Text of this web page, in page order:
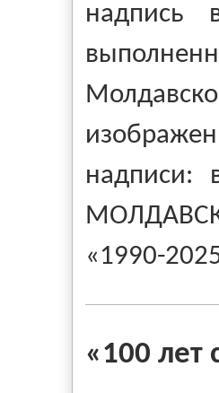
надпись
надписи:
«1990-
«100 лет